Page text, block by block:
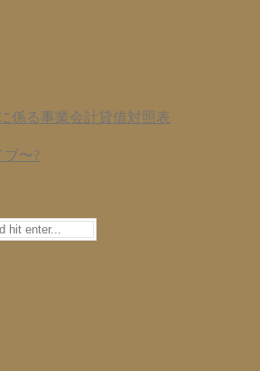
係る事業会計貸借対照表
〜?